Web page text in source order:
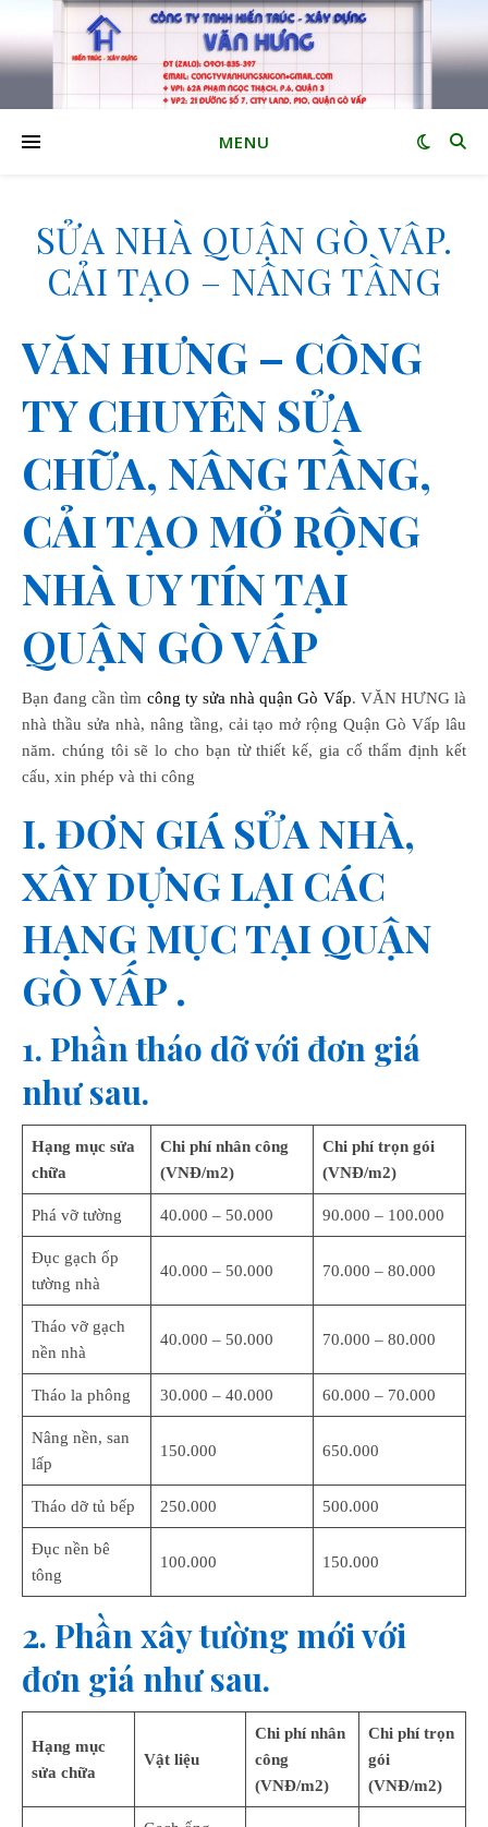
MENU
SỬA NHÀ QUẬN GÒ VẤP.
CẢI TẠO – NÂNG TẦNG
VĂN HƯNG – CÔNG
TY CHUYÊN SỬA
CHỮA, NÂNG TẦNG,
CẢI TẠO MỞ RỘNG
NHÀ UY TÍN TẠI
QUẬN GÒ VẤP
Bạn đang cần tìm công ty sửa nhà quận Gò Vấp. VĂN HƯNG là
nhà thầu sửa nhà, nâng tầng, cải tạo mở rộng Quận Gò Vấp lâu
năm. chúng tôi sẽ lo cho bạn từ thiết kế, gia cố thẩm định kết
cấu, xin phép và thi công
I. ĐƠN GIÁ SỬA NHÀ,
XÂY DỰNG LẠI CÁC
HẠNG MỤC TẠI QUẬN
GÒ VẤP .
1. Phần tháo dỡ với đơn giá
như sau.
Hạng mục sửa
chữa
Chi phí nhân công
(VNĐ/m2)
Chi phí trọn gói
(VNĐ/m2)
Phá vỡ tường 40.000 – 50.000 90.000 – 100.000
Đục gạch ốp
tường nhà
40.000 – 50.000 70.000 – 80.000
Tháo vỡ gạch
nền nhà
40.000 – 50.000 70.000 – 80.000
Tháo la phông 30.000 – 40.000 60.000 – 70.000
Nâng nền, san
lấp
150.000 650.000
Tháo dỡ tủ bếp 250.000 500.000
Đục nền bê
tông
100.000 150.000
2. Phần xây tường mới với
đơn giá như sau.
Hạng mục
sửa chữa
Vật liệu
Chi phí nhân
công
(VNĐ/m2)
Chi phí trọn
gói
(VNĐ/m2)